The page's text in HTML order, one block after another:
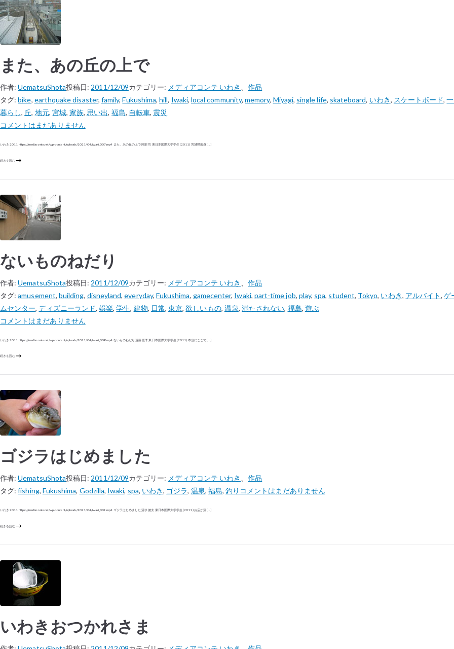
また、あの丘の上で
作者:UematsuShota投稿日: 2011/12/09カテゴリー: メディアコンテ いわき 、作品
タグ:bike, earthquake disaster, family,Fukushima,hill, Iwaki, local community, memory, Miyagi, single life, skateboard, いわき, スケートボード,
暮らし, 丘, 地元, 宮城, 家族, 思い出, 福島, 自転車, 震災
コメントはまだありません
いわき 2011 https://mediaconte.net/wp-content/uploads/2021/04/iwaki_007.mp4 また、あの丘の上で 阿部 司 東日本国際大学学生 (2011) 宮城県出身 […]
続きを読む
ないものねだり
作者:UematsuShota投稿日: 2011/12/09カテゴリー: メディアコンテ いわき 、作品
タグ:amusement, building, disneyland,everyday, Fukushima, gamecenter, Iwaki, part-time job, play, spa, student, Tokyo, いわき, アルバイト,ゲ
ムセンター,ディズニーランド,娯楽,学生, 建物, 日常,東京,欲しいもの, 温泉, 満たされない, 福島, 遊ぶ
コメントはまだありません
いわき 2011 https://mediaconte.net/wp-content/uploads/2021/04/iwaki_008.mp4 ないものねだり 遠藤 恵李 東日本国際大学学生 (2011) 本当にここで […]
続きを読む
ゴジラはじめました
作者:UematsuShota投稿日: 2011/12/09カテゴリー: メディアコンテ いわき 、作品
タグ:fishing, Fukushima, Godzilla, Iwaki, spa, いわき, ゴジラ, 温泉, 福島, 釣り コメントはまだありません
いわき 2011 https://mediaconte.net/wp-content/uploads/2021/04/iwaki_009.mp4 ゴジラはじめました 清水 健太 東日本国際大学学生 (2011) お店が流 […]
続きを読む
いわきおつかれさま